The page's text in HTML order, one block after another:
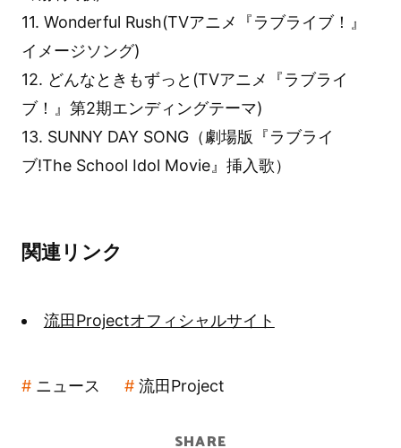
11. Wonderful Rush(TVアニメ『ラブライブ！』
イメージソング)
12. どんなときもずっと(TVアニメ『ラブライ
ブ！』第2期エンディングテーマ)
13. SUNNY DAY SONG（劇場版『ラブライ
ブ!The School Idol Movie』挿入歌）
関連リンク
流田Projectオフィシャルサイト
ニュース 流田Project
SHARE